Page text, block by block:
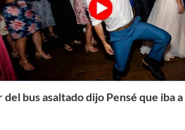
del bus asaltado dijo Pensé que iba